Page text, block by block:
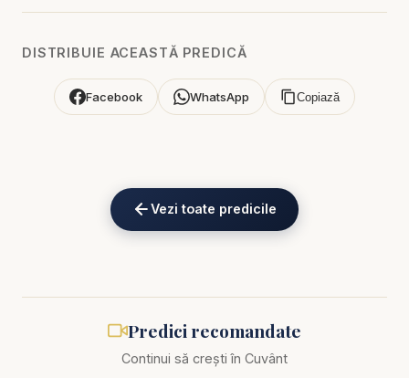
Mulțumim din inimă pentru că faci parte din
eKV82sp3xNBFw/join
Există momente în care nu doar oamenii te rănesc,
ci și realitatea te nedumerește: de ce se întâmplă
asta tocmai mie, când încerc să fac bine? De ce
DISTRIBUIE ACEASTĂ PREDICĂ
Facebook WhatsApp Copiază
Vezi toate predicile
Predici recomandate
Continui să crești în Cuvânt